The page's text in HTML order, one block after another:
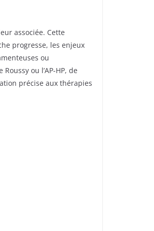
associée. Cette
progresse, les enjeux
ou
ou l’AP-HP, de
précise aux thérapies